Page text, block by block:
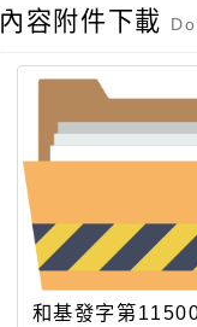
內容附件下載
和基發字第